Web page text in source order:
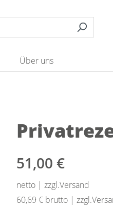
Über uns
51,00 €
netto | zzgl.Versand
60,69 € brutto |